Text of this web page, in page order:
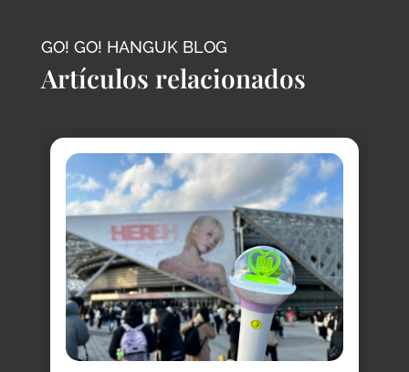
GO! GO! HANGUK BLOG
Artículos relacionados